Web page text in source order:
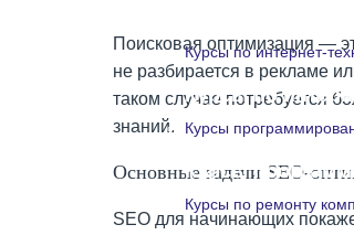
Курсы по интернет-
Курсы по
Курсы
Курсы
Курсы по ремонту
Поисковая оптимизация —
не разбирается в рекламе
таком случае потребуется
знаний.
Основные задачи SEO-
SEO для начинающих